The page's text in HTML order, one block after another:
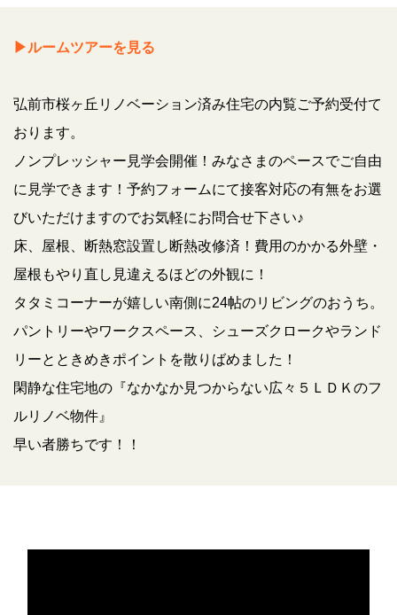
▶ルームツアーを見る
弘前市桜ヶ丘リノベーション済み住宅の内覧ご予約受付て
おります。
ノンプレッシャー見学会開催！みなさまのペースでご自由
に見学できます！予約フォームにて接客対応の有無をお選
びいただけますのでお気軽にお問合せ下さい♪
床、屋根、断熱窓設置し断熱改修済！費用のかかる外壁・
屋根もやり直し見違えるほどの外観に！
タタミコーナーが嬉しい南側に24帖のリビングのおうち。
パントリーやワークスペース、シューズクロークやランド
リーとときめきポイントを散りばめました！
閑静な住宅地の『なかなか見つからない広々５ＬＤＫのフ
ルリノベ物件』
早い者勝ちです！！